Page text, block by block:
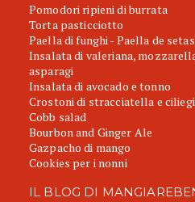
Pomodori ripieni di burrata
Torta pasticciotto
Paella di funghi - Paella de setas
Insalata di valeriana,
asparagi
Insalata di avocado e tonno
Crostoni di stracciatella e
Cobb salad
Bourbon and Ginger Ale
Gazpacho di mango
Cookies per i nonni
IL BLOG DI